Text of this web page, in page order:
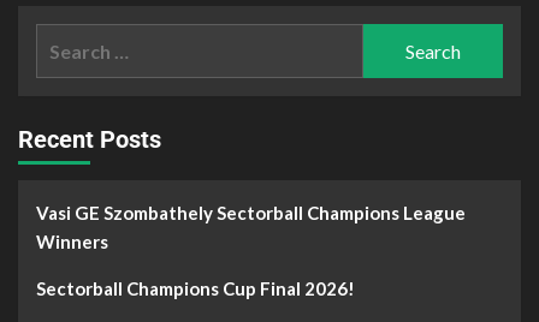
Recent Posts
Vasi GE Szombathely Sectorball Champions League
Winners
Sectorball Champions Cup Final 2026!